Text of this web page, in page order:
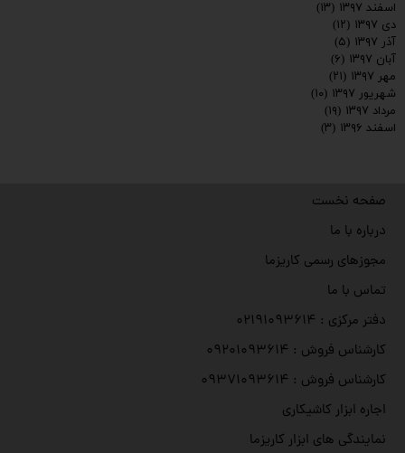
اسفند ۱۳۹۷
(۱۳)
دی ۱۳۹۷
(۱۲)
آذر ۱۳۹۷
(۵)
آبان ۱۳۹۷
(۶)
مهر ۱۳۹۷
(۲۱)
شهریور ۱۳۹۷
(۱۰)
مرداد ۱۳۹۷
(۱۹)
اسفند ۱۳۹۶
(۳)
صفحه نخست
درباره با ما
مجوزهای رسمی کاریزما
تماس با ما
دفتر مرکزی : ۰۲۱۹۱۰۹۳۶۱۴
کارشناس فروش : ۰۹۲۰۱۰۹۳۶۱۴
کارشناس فروش : ۰۹۳۷۱۰۹۳۶۱۴
اجاره ابزار کاشیکاری
نمایندگی های ابزار کاریزما